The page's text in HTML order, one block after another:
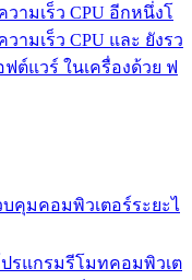
ามเร็ว CPU อีกหนึ่งโ
มเร็ว CPU และ ยังรว
ต์แวร์ ในเครื่องด้วย ฟ
บคุมคอมพิวเตอร์ระยะไ
รแกรมรีโมทคอมพิวเต